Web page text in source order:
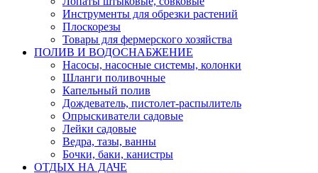
Инструменты для обрезки растений
Плоскорезы
Товары для фермерского хозяйства
ПОЛИВ И ВОДОСНАБЖЕНИЕ
Насосы, насосные системы, колонки
Шланги поливочные
Капельный полив
Дождеватель, пистолет-распылитель
Опрыскиватели садовые
Лейки садовые
Ведра, тазы, ванны
Бочки, баки, канистры
ОТДЫХ НА ДАЧЕ